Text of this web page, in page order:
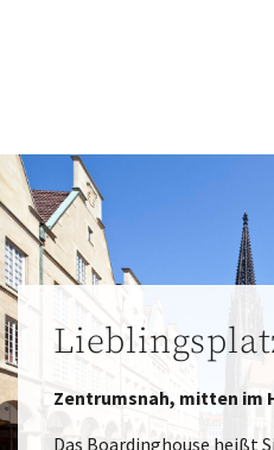
Zentrumsnah, mitten im
Das Boardinghouse heißt